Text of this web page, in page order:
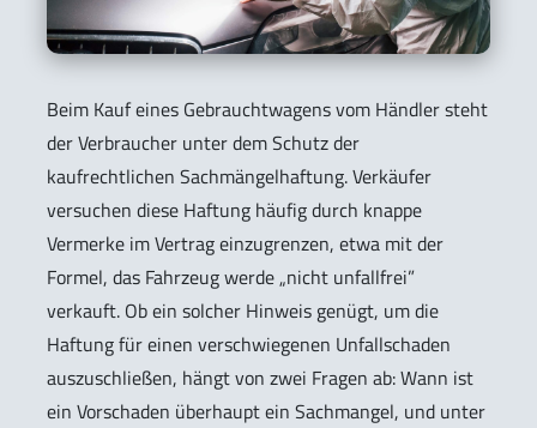
Beim Kauf eines Gebrauchtwagens vom Händler steht
der Verbraucher unter dem Schutz der
kaufrechtlichen Sachmängelhaftung. Verkäufer
versuchen diese Haftung häufig durch knappe
Vermerke im Vertrag einzugrenzen, etwa mit der
Formel, das Fahrzeug werde „nicht unfallfrei”
verkauft. Ob ein solcher Hinweis genügt, um die
Haftung für einen verschwiegenen Unfallschaden
auszuschließen, hängt von zwei Fragen ab: Wann ist
ein Vorschaden überhaupt ein Sachmangel, und unter